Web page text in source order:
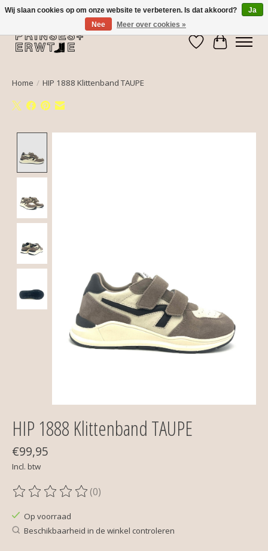
Verlanglijst
Home / HIP 1888 Klittenband TAUPE
HIP 1888 Klittenband TAUPE
€99,95
Incl. btw
De beoordeling van dit product is
(0)
Op voorraad
Beschikbaarheid in de winkel controleren
Wij slaan cookies op om onze website te verbeteren. Is dat akkoord?
Ja
Nee
Meer over cookies »